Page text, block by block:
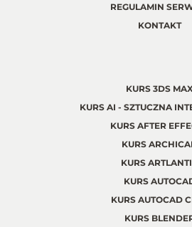
REGULAMIN
KONTAKT
KURS 3DS MAX
KURS AI - SZTUCZNA
KURS AFTER
KURS
KURS
KURS
KURS AUTOCAD
KURS